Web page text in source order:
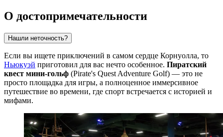
О достопримечательности
Нашли неточность?
Если вы ищете приключений в самом сердце Корнуолла, то
Ньюкуэй приготовил для вас нечто особенное. Пиратский
квест мини-гольф (Pirate's Quest Adventure Golf) — это не
просто площадка для игры, а полноценное иммерсивное
путешествие во времени, где спорт встречается с историей и
мифами.